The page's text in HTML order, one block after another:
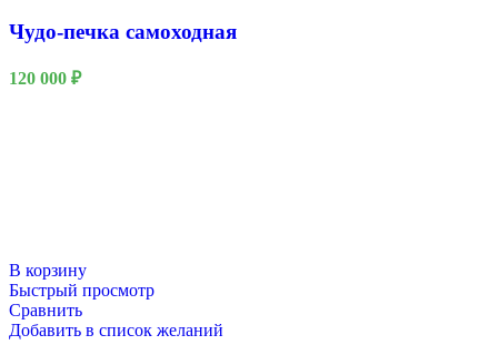
Чудо-печка самоходная
120 000 ₽
В корзину
Быстрый просмотр
Сравнить
Добавить в список желаний